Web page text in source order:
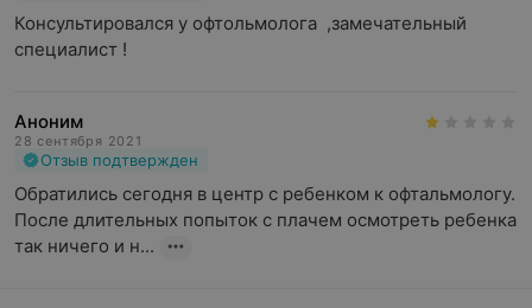
Консультировался у офтольмолога  ,замечательный
специалист !
Аноним
28 сентября 2021
Отзыв подтвержден
Обратились сегодня в центр с ребенком к офтальмологу.
После длительных попыток с плачем осмотреть ребенка
так ничего и н...